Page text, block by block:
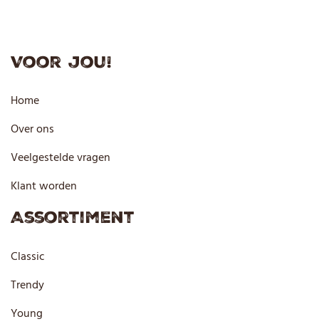
Voor jou!
Home
Over ons
Veelgestelde vragen
Klant worden
Assortiment
Classic
Trendy
Young